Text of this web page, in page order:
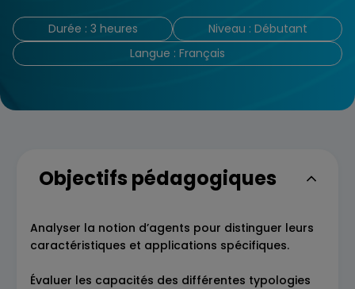
Durée : 3 heures
Niveau : Débutant
Langue : Français
Objectifs pédagogiques
Analyser la notion d’agents pour distinguer leurs
caractéristiques et applications spécifiques.
Évaluer les capacités des différentes typologies